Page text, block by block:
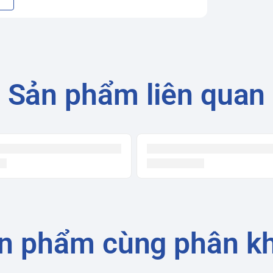
Sản phẩm liên quan
phẩm cùng phân